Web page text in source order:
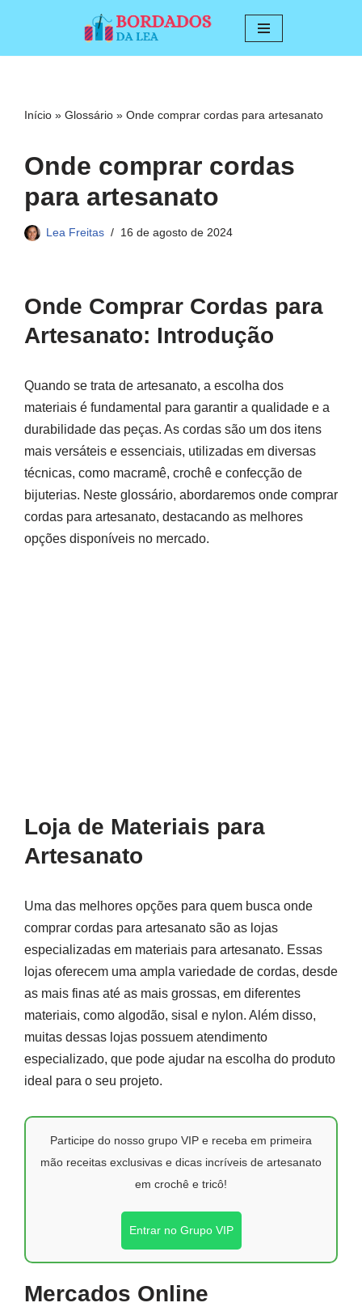
conteúdo
Início » Glossário » Onde comprar cordas para artesanato
Onde comprar cordas
para artesanato
Lea Freitas 16 de agosto de 2024
Onde Comprar Cordas para
Artesanato: Introdução
Quando se trata de artesanato, a escolha dos
materiais é fundamental para garantir a qualidade e a
durabilidade das peças. As cordas são um dos itens
mais versáteis e essenciais, utilizadas em diversas
técnicas, como macramê, crochê e confecção de
bijuterias. Neste glossário, abordaremos onde comprar
cordas para artesanato, destacando as melhores
opções disponíveis no mercado.
Loja de Materiais para
Artesanato
Uma das melhores opções para quem busca onde
comprar cordas para artesanato são as lojas
especializadas em materiais para artesanato. Essas
lojas oferecem uma ampla variedade de cordas, desde
as mais finas até as mais grossas, em diferentes
materiais, como algodão, sisal e nylon. Além disso,
muitas dessas lojas possuem atendimento
especializado, que pode ajudar na escolha do produto
ideal para o seu projeto.
Participe do nosso grupo VIP e receba em primeira
mão receitas exclusivas e dicas incríveis de artesanato
em crochê e tricô!
Entrar no Grupo VIP
Mercados Online